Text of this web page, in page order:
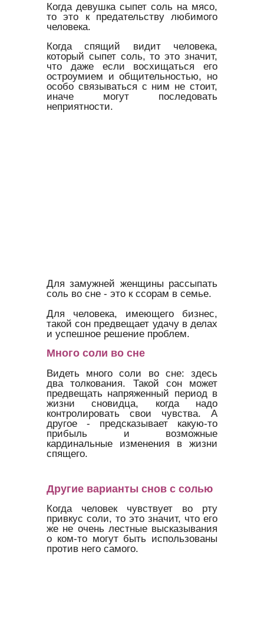
Когда девушка сыпет соль на мясо,
то это к предательству любимого
человека.
Когда спящий видит человека,
который сыпет соль, то это значит,
что даже если восхищаться его
остроумием и общительностью, но
особо связываться с ним не стоит,
иначе могут последовать
неприятности.
Для замужней женщины рассыпать
соль во сне - это к ссорам в семье.
Для человека, имеющего бизнес,
такой сон предвещает удачу в делах
и успешное решение проблем.
Много соли во сне
Видеть много соли во сне: здесь
два толкования. Такой сон может
предвещать напряженный период в
жизни сновидца, когда надо
контролировать свои чувства. А
другое - предсказывает какую-то
прибыль и возможные
кардинальные изменения в жизни
спящего.
Другие варианты снов с солью
Когда человек чувствует во рту
привкус соли, то это значит, что его
же не очень лестные высказывания
о ком-то могут быть использованы
против него самого.